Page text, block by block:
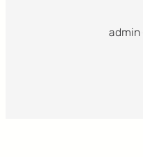
admin